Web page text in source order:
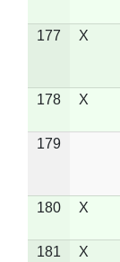
177 X
178 X
179
180 X
181 X